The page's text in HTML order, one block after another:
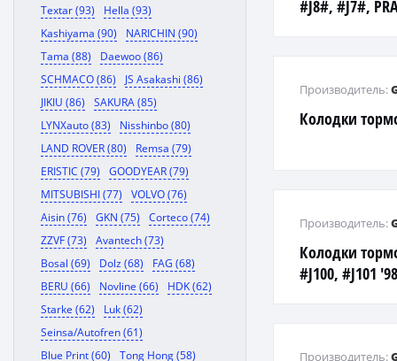
Textar (93)
Hella (93)
Kashiyama (90)
NARICHIN (90)
Tama (88)
Daewoo (86)
SCHMACO (86)
JS Asakashi (86)
JIKIU (86)
SAKURA (85)
LYNXauto (83)
Nisshinbo (80)
LAND ROVER (80)
Remsa (79)
ERISTIC (79)
GOODYEAR (79)
MITSUBISHI (77)
VOLVO (76)
Aisin (76)
GKN (75)
Corteco (74)
ZZVF (73)
Avantech (73)
Bosal (69)
Dolz (68)
FAG (68)
BERU (66)
Novline (66)
HDK (62)
Starke (62)
Luk (62)
Seinsa/Autofren (61)
Blue Print (60)
Tong Hong (58)
#J8#, #J7#,
Колодки
Производитель:
Колодки
#J100, #J101
Производитель:
Производитель: